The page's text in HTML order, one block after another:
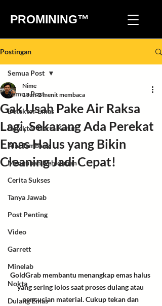
PROMINING™
Postingan
Semua Post
Detektor Emas
Detektor Harta Karun
Alat Tambang
Mengubah Kehidupan
Cerita Sukses
Tanya Jawab
Post Penting
Video
Garrett
Minelab
Nokta
Dulang Emas
Semua Post
Gak Usah Pake Air Raksa
Lagi, Sekarang Ada Perekat
Emas Halus yang Bikin
Cleaning Jadi Cepat!
Nime
1 Jun 2 menit membaca
GoldGrab membantu menangkap emas halus
yang sering lolos saat proses dulang atau
pencucian material. Cukup tekan dan